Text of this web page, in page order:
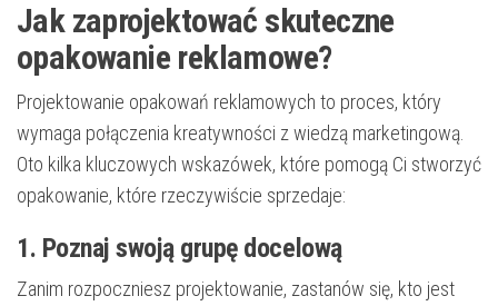
Jak zaprojektować skuteczne
opakowanie reklamowe?
Projektowanie opakowań reklamowych to proces, który
wymaga połączenia kreatywności z wiedzą marketingową.
Oto kilka kluczowych wskazówek, które pomogą Ci stworzyć
opakowanie, które rzeczywiście sprzedaje:
1. Poznaj swoją grupę docelową
Zanim rozpoczniesz projektowanie, zastanów się, kto jest